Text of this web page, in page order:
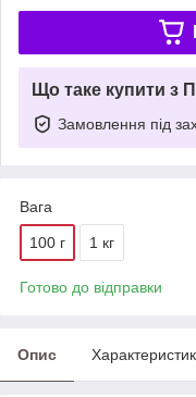
Що таке купити з
Замовлення під
Вага
100 г 1 кг
Готово до відправки
Опис